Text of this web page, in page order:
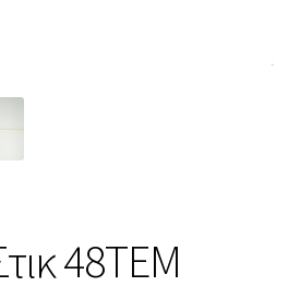
48ΤΕΜ